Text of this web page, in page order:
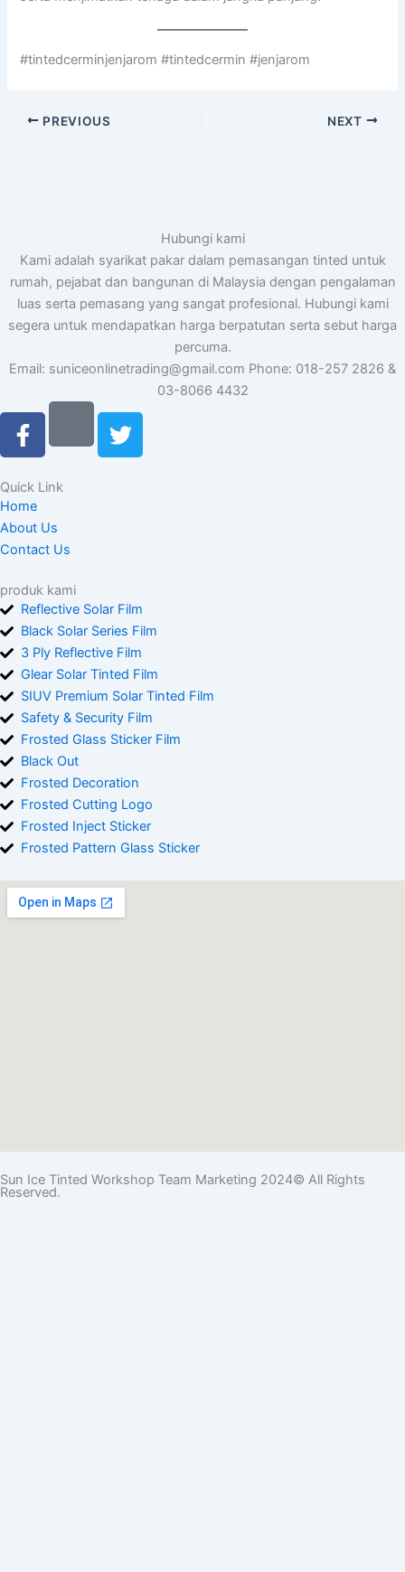
#tintedcerminjenjarom #tintedcermin #jenjarom
PREVIOUS NEXT
Hubungi kami
Kami adalah syarikat pakar dalam pemasangan tinted untuk
rumah, pejabat dan bangunan di Malaysia dengan pengalaman
luas serta pemasang yang sangat profesional. Hubungi kami
segera untuk mendapatkan harga berpatutan serta sebut harga
percuma.
Email: suniceonlinetrading@gmail.com Phone: 018-257 2826 &
03-8066 4432
F
a
c
e
b
o
o
-
f
T
w
i
Quick Link
Home
About Us
Contact Us
produk kami
Reflective Solar Film
Black Solar Series Film
3 Ply Reflective Film
Glear Solar Tinted Film
SIUV Premium Solar Tinted Film
Safety & Security Film
Frosted Glass Sticker Film
Black Out
Frosted Decoration
Frosted Cutting Logo
Frosted Inject Sticker
Frosted Pattern Glass Sticker
Sun Ice Tinted Workshop Team Marketing 2024© All Rights
Reserved.